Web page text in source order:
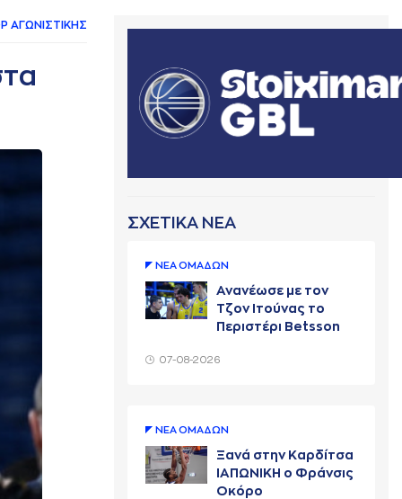
AΓΩΝΙΣΤΙΚΗΣ
ΣΧΕΤΙΚΑ ΝΕΑ
ΝΕA ΟΜAΔΩΝ
Ανανέωσε με τον
Τζον Ιτούνας το
Περιστέρι Betsson
07-08-2026
ΝΕA ΟΜAΔΩΝ
Ξανά στην Καρδίτσα
ΙΑΠΩΝΙΚΗ ο Φράνσις
Οκόρο